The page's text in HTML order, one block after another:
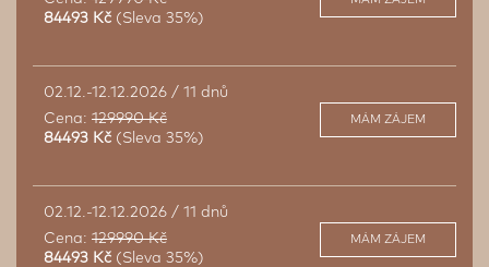
84493 Kč (Sleva 35%)
02.12.-12.12.2026 / 11 dnů
Cena: 129990 Kč
84493 Kč (Sleva 35%)
MÁM ZÁJEM
02.12.-12.12.2026 / 11 dnů
Cena: 129990 Kč
84493 Kč (Sleva 35%)
MÁM ZÁJEM